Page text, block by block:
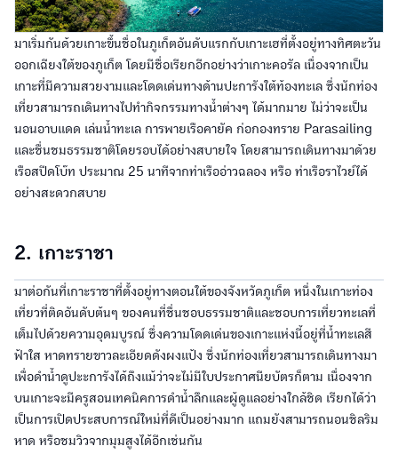
มาเริ่มกันด้วยเกาะขึ้นชื่อในภูเก็ตอันดับแรกกับเกาะเฮที่ตั้งอยู่ทางทิศตะวัน
ออกเฉียงใต้ของภูเก็ต โดยมีชื่อเรียกอีกอย่างว่าเกาะคอรัล เนื่องจากเป็น
เกาะที่มีความสวยงามและโดดเด่นทางด้านปะการังใต้ท้องทะเล ซึ่งนักท่อง
เที่ยวสามารถเดินทางไปทำกิจกรรมทางน้ำต่างๆ ได้มากมาย ไม่ว่าจะเป็น
นอนอาบแดด เล่นน้ำทะเล การพายเรือคายัค ก่อกองทราย Parasailing
และชื่นชมธรรมชาติโดยรอบได้อย่างสบายใจ โดยสามารถเดินทางมาด้วย
เรือสปีดโบ๊ท ประมาณ 25 นาทีจากท่าเรืออ่าวฉลอง หรือ ท่าเรือราไวย์ได้
อย่างสะดวกสบาย
2. เกาะราชา
มาต่อกันที่เกาะราชาที่ตั้งอยู่ทางตอนใต้ของจังหวัดภูเก็ต หนึ่งในเกาะท่อง
เที่ยวที่ติดอันดับต้นๆ ของคนที่ชื่นชอบธรรมชาติและชอบการเที่ยวทะเลที่
เต็มไปด้วยความอุดมบูรณ์ ซึ่งความโดดเด่นของเกาะแห่งนี้อยู่ที่น้ำทะเลสี
ฟ้าใส หาดทรายขาวละเอียดดังผงแป้ง ซึ่งนักท่องเที่ยวสามารถเดินทางมา
เพื่อดำน้ำดูปะะการังได้ถึงแม้ว่าจะไม่มีใบประกาศนียบัตรก็ตาม เนื่องจาก
บนเกาะจะมีครูสอนเทคนิคการดำน้ำลึกและผู้ดูแลอย่างใกล้ชิด เรียกได้ว่า
เป็นการเปิดประสบการณ์ใหม่ที่ดีเป็นอย่างมาก แถมยังสามารถนอนชิลริม
หาด หรือชมวิวจากมุมสูงได้อีกเช่นกัน